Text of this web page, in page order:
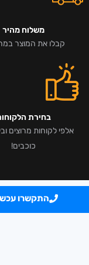
משלוח מהיר
קבלו את המוצר
בחירת
כוכבים!
התקשרו